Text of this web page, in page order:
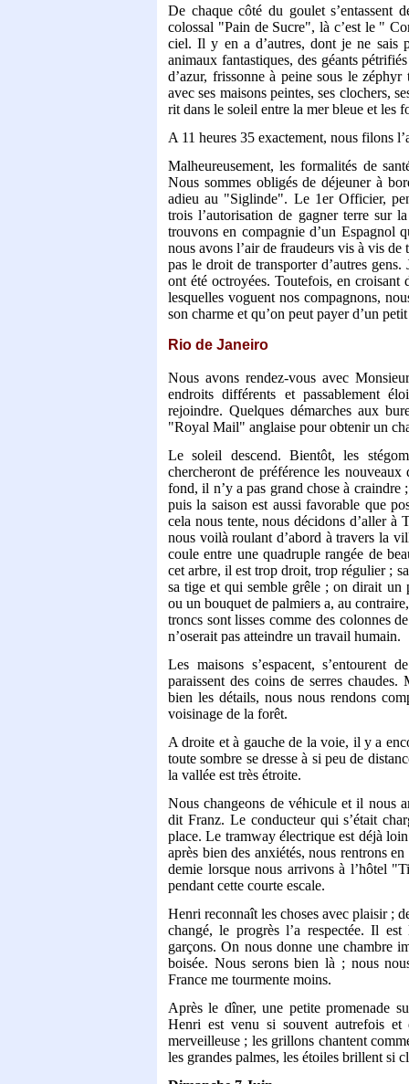
De chaque côté du goulet s’entassent
colossal "Pain de Sucre", là c’est le "
ciel. Il y en a d’autres, dont je ne sais
animaux fantastiques, des géants
d’azur, frissonne à peine sous le
avec ses maisons peintes, ses clochers,
rit dans le soleil entre la mer bleue et les
A 11 heures 35 exactement, nous filons
Malheureusement, les formalités de
Nous sommes obligés de déjeuner à
adieu au "Siglinde". Le 1er Officier,
trois l’autorisation de gagner terre sur
trouvons en compagnie d’un Espagnol
nous avons l’air de fraudeurs vis à vis de
pas le droit de transporter d’autres
ont été octroyées. Toutefois, en croisant
lesquelles voguent nos compagnons,
son charme et qu’on peut payer d’un
Rio de Janeiro
Nous avons rendez-vous avec
endroits différents et passablement
rejoindre. Quelques démarches aux
"Royal Mail" anglaise pour obtenir un
Le soleil descend. Bientôt, les
chercheront de préférence les
fond, il n’y a pas grand chose à craindre
puis la saison est aussi favorable que
cela nous tente, nous décidons d’aller
nous voilà roulant d’abord à travers la
coule entre une quadruple rangée de
cet arbre, il est trop droit, trop régulier ;
sa tige et qui semble grêle ; on dirait un
ou un bouquet de palmiers a, au
troncs sont lisses comme des colonnes
n’oserait pas atteindre un travail humain.
Les maisons s’espacent, s’entourent
paraissent des coins de serres
bien les détails, nous nous rendons
voisinage de la forêt.
A droite et à gauche de la voie, il y a
toute sombre se dresse à si peu de
la vallée est très étroite.
Nous changeons de véhicule et il nous
dit Franz. Le conducteur qui s’était
place. Le tramway électrique est déjà
après bien des anxiétés, nous rentrons
demie lorsque nous arrivons à l’hôtel
pendant cette courte escale.
Henri reconnaît les choses avec plaisir ;
changé, le progrès l’a respectée. Il
garçons. On nous donne une chambre
boisée. Nous serons bien là ; nous
France me tourmente moins.
Après le dîner, une petite promenade
Henri est venu si souvent autrefois et
merveilleuse ; les grillons chantent
les grandes palmes, les étoiles brillent si